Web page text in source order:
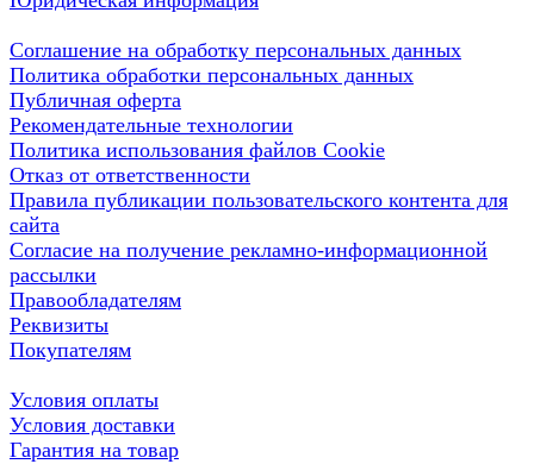
Соглашение на обработку персональных данных
Политика обработки персональных данных
Публичная оферта
Рекомендательные технологии
Политика использования файлов Cookie
Отказ от ответственности
Правила публикации пользовательского контента для
сайта
Согласие на получение рекламно-информационной
рассылки
Правообладателям
Реквизиты
Покупателям
Условия оплаты
Условия доставки
Гарантия на товар